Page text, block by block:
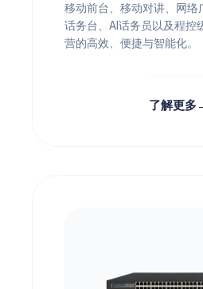
移动前台、移动对讲、网络
话务台、AI话务员以及程控
营的高效、便捷与智能化。
了解更多